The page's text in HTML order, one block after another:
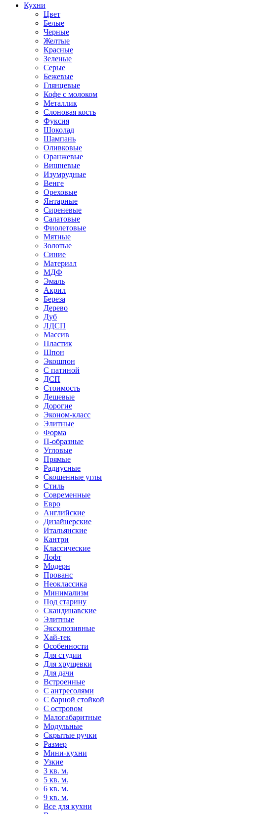
Кухни
Цвет
Белые
Черные
Желтые
Красные
Зеленые
Серые
Бежевые
Глянцевые
Кофе с молоком
Металлик
Слоновая кость
Фуксия
Шоколад
Шампань
Оливковые
Оранжевые
Вишневые
Изумрудные
Венге
Ореховые
Янтарные
Сиреневые
Салатовые
Фиолетовые
Мятные
Золотые
Синие
Материал
МДФ
Эмаль
Акрил
Береза
Дерево
Дуб
ЛДСП
Массив
Пластик
Шпон
Экошпон
С патиной
ДСП
Стоимость
Дешевые
Дорогие
Эконом-класс
Элитные
Форма
П-образные
Угловые
Прямые
Радиусные
Скошенные углы
Стиль
Современные
Евро
Английские
Дизайнерские
Итальянские
Кантри
Классические
Лофт
Модерн
Прованс
Неоклассика
Минимализм
Под старину
Скандинавские
Элитные
Эксклюзивные
Хай-тек
Особенности
Для студии
Для хрущевки
Для дачи
Встроенные
С антресолями
С барной стойкой
С островом
Малогабаритные
Модульные
Скрытые ручки
Размер
Мини-кухни
Узкие
3 кв. м.
5 кв. м.
6 кв. м.
9 кв. м.
Все для кухни